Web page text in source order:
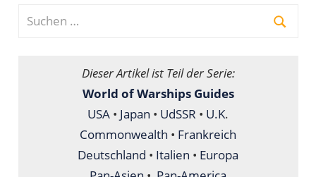
Suchen
Dieser Artikel ist Teil der Serie:
World of Warships Guides
USA • Japan • UdSSR • U.K.
Commonwealth • Frankreich
Deutschland • Italien • Europa